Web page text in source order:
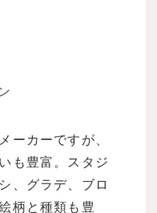
ーカーですが、
も豊富。スタジ
、グラデ、ブロ
柄と種類も豊